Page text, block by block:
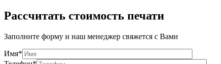
Рассчитать стоимость печати
Заполните форму и наш менеджер свяжется с Вами
Имя*